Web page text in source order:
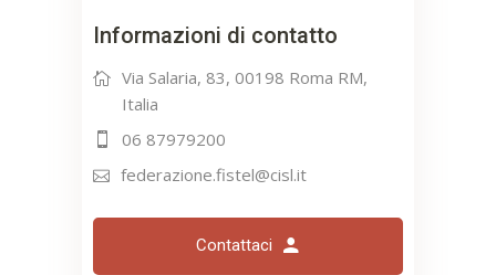
Informazioni di contatto
Via Salaria, 83, 00198 Roma RM,
Italia
06 87979200
federazione.fistel@cisl.it
Contattaci